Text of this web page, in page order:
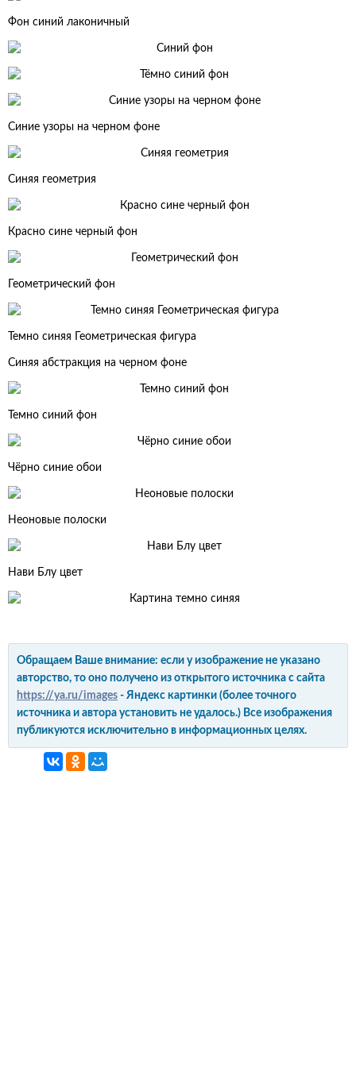
Фон синий лаконичный
Синие узоры на черном фоне
Синяя геометрия
Красно сине черный фон
Геометрический фон
Темно синяя Геометрическая фигура
Синяя абстракция на черном фоне
Темно синий фон
Чёрно синие обои
Неоновые полоски
Нави Блу цвет
Обращаем Ваше внимание: если у изображение не указано
авторство, то оно получено из открытого источника с сайта
https://ya.ru/images - Яндекс картинки (более точного
источника и автора установить не удалось.) Все изображения
публикуются исключительно в информационных целях.